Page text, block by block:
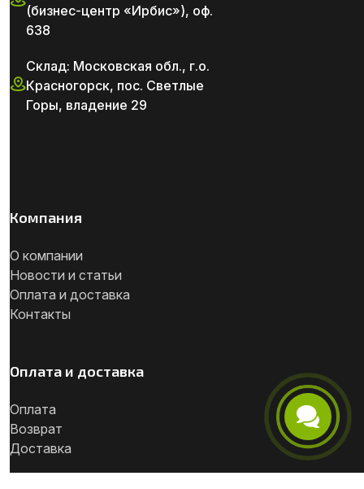
(бизнес-центр «Ирбис»), оф.
638
Склад: Московская обл., г.о.
Красногорск, пос. Светлые
Горы, владение 29
Компания
О компании
Новости и статьи
Оплата и доставка
Контакты
Оплата и доставка
Оплата
Возврат
Доставка